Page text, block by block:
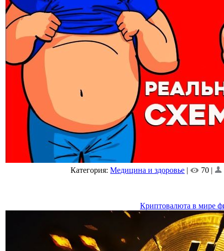
Категория:Медицина и здоровье | 70 |
Криптовалюта в мире